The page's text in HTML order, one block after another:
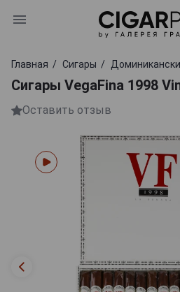
Главная Сигары
Сигары VegaFina 1998
Оставить отзыв